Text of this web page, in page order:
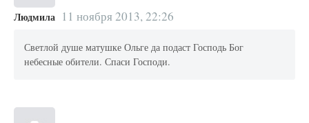
Людмила 11 ноября 2013, 22:26
Светлой душе матушке Ольге да подаст Господь Бог
небесные обители. Спаси Господи.